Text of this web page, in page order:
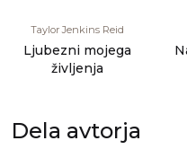
Taylor Jenkins Reid
Ljubezni mojega
življenja
Dela avtorja